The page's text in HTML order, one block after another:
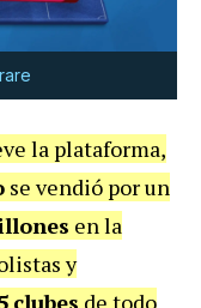
la plataforma,
se vendió por un
en la
y
clubes de todo